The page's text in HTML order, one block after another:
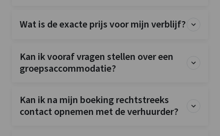
Kinderbox: 0
Wat is de exacte prijs voor mijn verblijf?
Kan ik vooraf vragen stellen over een
groepsaccommodatie?
Kan ik na mijn boeking rechtstreeks
contact opnemen met de verhuurder?